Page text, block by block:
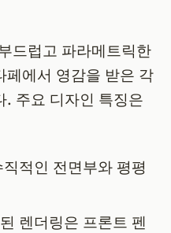
드럽고 파라메트릭한
페에서 영감을 받은 각
. 주요 디자인 특징은
직적인 전면부와 평평
렌더링은 프론트 펜